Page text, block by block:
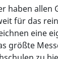
haben allen
für das
eine
größte